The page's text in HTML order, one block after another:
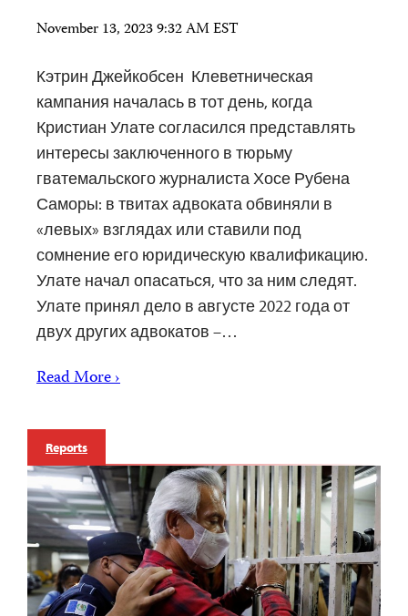
November 13, 2023 9:32 AM EST
Kэтрин Джейкобсен Клеветническая
кампания началась в тот день, когда
Кристиан Улате согласился представлять
интересы заключенного в тюрьму
гватемальского журналиста Хосе Рубена
Саморы: в твитах адвоката обвиняли в
«левых» взглядах или ставили под
сомнение его юридическую квалификацию.
Улате начал опасаться, что за ним следят.
Улате принял дело в августе 2022 года от
двух других адвокатов –…
Read More ›
Reports